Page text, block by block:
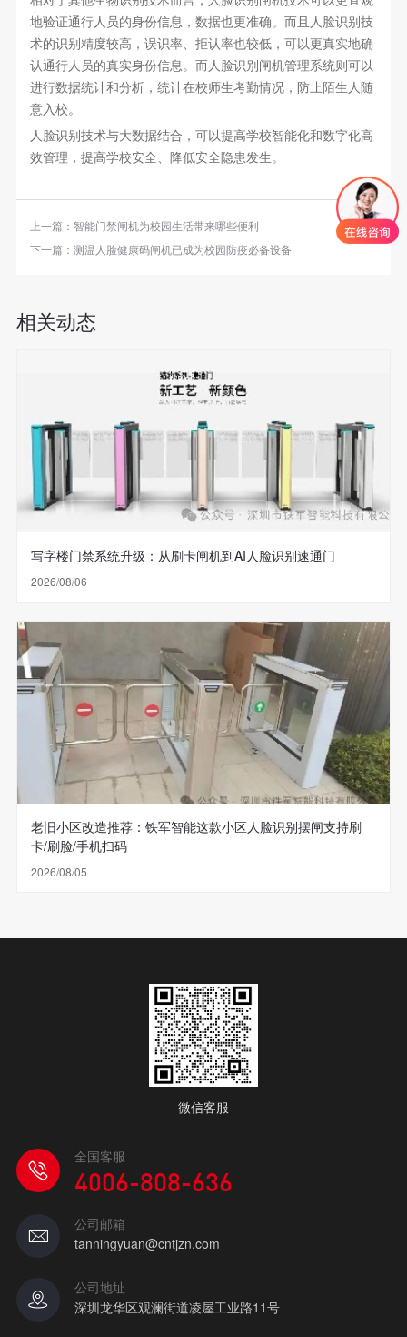
地验证通行人员的身份信息，数据也更准确。而且人脸识别技
术的识别精度较高，误识率、拒认率也较低，可以更真实地确
认通行人员的真实身份信息。而人脸识别闸机管理系统则可以
进行数据统计和分析，统计在校师生考勤情况，防止陌生人随
意入校。
人脸识别技术与大数据结合，可以提高学校智能化和数字化高
效管理，提高学校安全、降低安全隐患发生。
上一篇： 智能门禁闸机为校园生活带来哪些便利
下一篇： 测温人脸健康码闸机已成为校园防疫必备设备
相关动态
写字楼门禁系统升级：从刷卡闸机到AI人脸识别速通门
2026/08/06
老旧小区改造推荐：铁军智能这款小区人脸识别摆闸支持刷
卡/刷脸/手机扫码
2026/08/05
微信客服
全国客服
4006-808-636
公司邮箱
tanningyuan@cntjzn.com
公司地址
深圳龙华区观澜街道凌屋工业路11号